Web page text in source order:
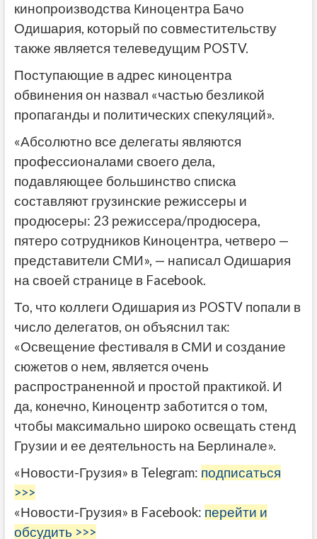
кинопроизводства Киноцентра Бачо
Одишария, который по совместительству
также является телеведущим POSTV.
Поступающие в адрес киноцентра
обвинения он назвал «частью безликой
пропаганды и политических спекуляций».
«Абсолютно все делегаты являются
профессионалами своего дела,
подавляющее большинство списка
составляют грузинские режиссеры и
продюсеры: 23 режиссера/продюсера,
пятеро сотрудников Киноцентра, четверо —
представители СМИ», — написал Одишария
на своей странице в Facebook.
То, что коллеги Одишария из POSTV попали в
число делегатов, он объяснил так:
«Освещение фестиваля в СМИ и создание
cюжетов о нем, является очень
распространенной и простой практикой. И
да, конечно, Киноцентр заботится о том,
чтобы максимально широко освещать стенд
Грузии и ее деятельность на Берлинале».
«Новости-Грузия» в Telegram: подписаться
>>>
«Новости-Грузия» в Facebook: перейти и
обсудить >>>